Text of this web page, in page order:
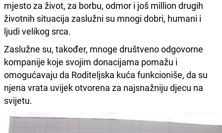
mjesto za život, za borbu, odmor i još million drugih
životnih situacija zaslužni su mnogi dobri, humani i
ljudi velikog srca.
Zaslužne su, također, mnoge društveno odgovorne
kompanije koje svojim donacijama pomažu i
omogućavaju da Roditeljska kuća funkcioniše, da su
njena vrata uvijek otvorena za najsnažniju djecu na
svijetu.